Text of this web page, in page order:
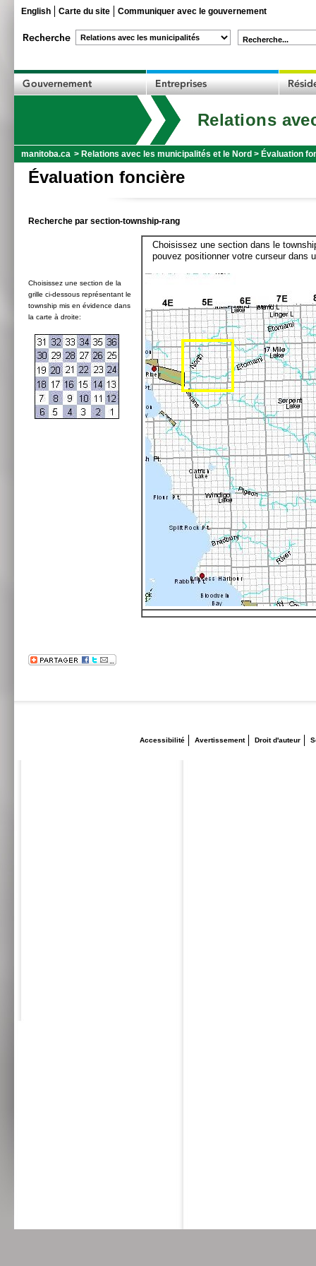
English Carte du site Communiquer avec le gouvernement
Recherche...
Relations
manitoba.ca > Relations avec les municipalités et le Nord > Évaluation
Évaluation foncière
Recherche par section-township-rang
Choisissez une section de la
grille ci-dessous représentant le
township mis en évidence dans
la carte à droite:
Choisissez une section dans le
pouvez positionner votre curseur dans
Accessibilité Avertissement Droit d'auteur